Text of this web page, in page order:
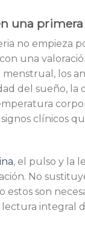
una
no empieza
una
menstrual, los
del sueño, la
clínicos
, el pulso y la
No
estos son
integral